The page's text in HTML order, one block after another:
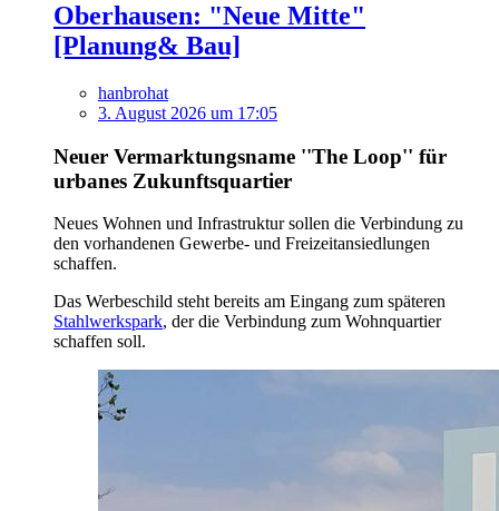
Oberhausen: "Neue Mitte"
[Planung& Bau]
hanbrohat
3. August 2026 um 17:05
Neuer Vermarktungsname ''The Loop'' für
urbanes Zukunftsquartier
Neues Wohnen und Infrastruktur sollen die Verbindung zu
den vorhandenen Gewerbe- und Freizeitansiedlungen
schaffen.
Das Werbeschild steht bereits am Eingang zum späteren
Stahlwerkspark, der die Verbindung zum Wohnquartier
schaffen soll.